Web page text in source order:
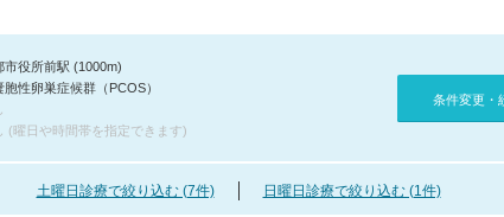
市役所前駅 (1000m)
胞性卵巣症候群（PCOS）
(曜日や時間帯を指定できます)
条件変更・
土曜日診療で絞り込む (7件) 日曜日診療で絞り込む (1件)